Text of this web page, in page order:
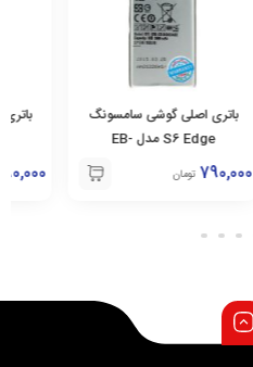
باتری اصلی گوشی سامسونگ
S6 Edge مدل EB-
BG925ABE790,000 تومان 890,000